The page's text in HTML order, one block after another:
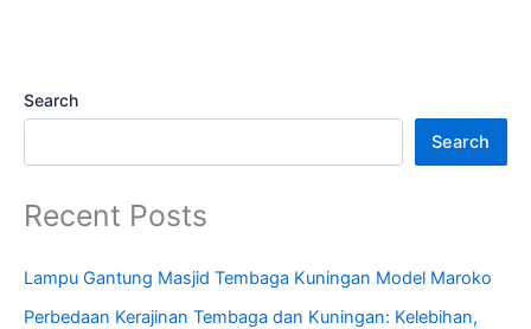
Search
Search
Recent Posts
Lampu Gantung Masjid Tembaga Kuningan Model Maroko
Perbedaan Kerajinan Tembaga dan Kuningan: Kelebihan,